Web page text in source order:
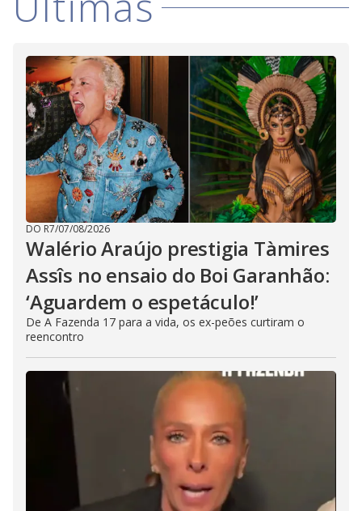
DO R7/07/08/2026
Walério Araújo prestigia Tàmires
Assîs no ensaio do Boi Garanhão:
‘Aguardem o espetáculo!’
De A Fazenda 17 para a vida, os ex-peões curtiram o
reencontro